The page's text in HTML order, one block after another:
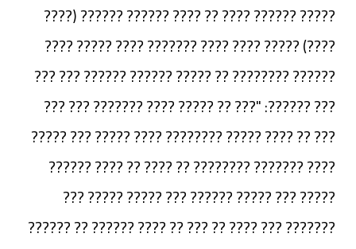
????? ?????? ???? ?? ???? ?????? ?????? (????
????) ????? ???? ???? ??????? ???? ????? ????
?????? ???????? ?? ????? ?????? ?????? ??? ???
??? ??????: "??? ?? ????? ???? ??????? ??? ???
??? ?? ???? ????? ???????? ???? ????? ??? ?????
???? ??????? ???????? ?? ???? ?? ???? ??????
????? ??? ????? ?????? ??? ????? ????? ???
??????? ??? ???? ?? ??? ?? ???? ?????? ?? ??????